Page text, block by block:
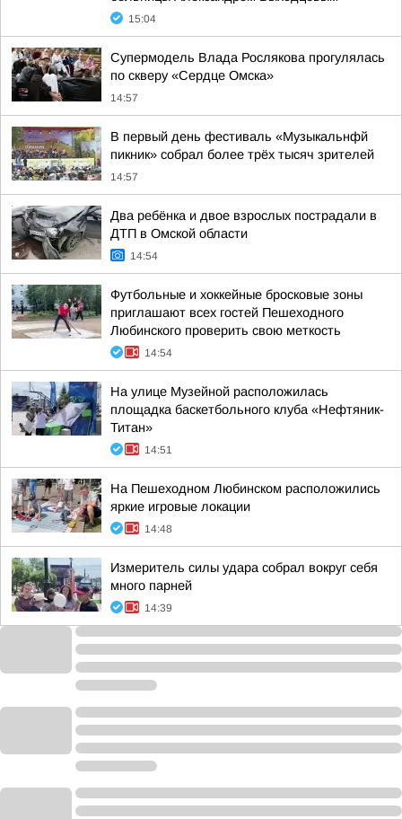
15:04
Супермодель Влада Рослякова прогулялась
по скверу «Сердце Омска»
14:57
В первый день фестиваль «Музыкальнфй
пикник» собрал более трёх тысяч зрителей
14:57
Два ребёнка и двое взрослых пострадали в
ДТП в Омской области
14:54
Футбольные и хоккейные бросковые зоны
приглашают всех гостей Пешеходного
Любинского проверить свою меткость
14:54
На улице Музейной расположилась
площадка баскетбольного клуба «Нефтяник-
Титан»
14:51
На Пешеходном Любинском расположились
яркие игровые локации
14:48
Измеритель силы удара собрал вокруг себя
много парней
14:39